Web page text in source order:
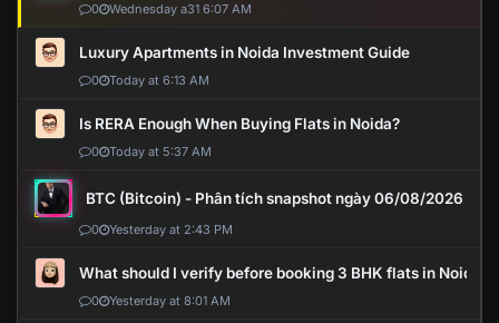
0 Wednesday a31 6:07 AM
Luxury Apartments in Noida Investment Guide
0 Today at 6:13 AM
Is RERA Enough When Buying Flats in Noida?
0 Today at 5:37 AM
BTC (Bitcoin) - Phân tích snapshot ngày 06/08/2026
0 Yesterday at 2:43 PM
What should I verify before booking 3 BHK flats in Noida?
0 Yesterday at 8:01 AM